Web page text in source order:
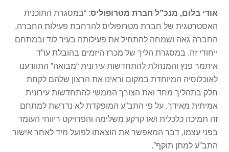
אודי בלום, מנכ”ל חברת מטרופוליס: “במסגרת התוכנית
האסטרטגית של חברת מטרופוליס להרחבת פעילות החברה,
החברה גאה ושמחה להתחיל את פעילותה בעיר לוד ובמתחם
ייחודי זה. במסגרת הליך של מכרז היזמים בהובלת עו”ד
איתמר פנץ והמנהלת להתחדשות עירונית “מבואה” התוודענו
לאוכלוסיה המיוחדת במקום וראינו את הרצון שלהם לקחת
חלק בתהליך מחד ואת הצורך הממשי להתחדשות עירונית
אמיתית מאידך. על פי התב”ע המופקדת לא נדרשת למתחם
זה תמיכה כלכלית ו/או קרקע משלימה והפרויקט ריווחי העומד
בפני עצמו, דבר המאפשר את הוצאתו לפועל מיד לאחר אישור
התב”ע למתן תוקף”.